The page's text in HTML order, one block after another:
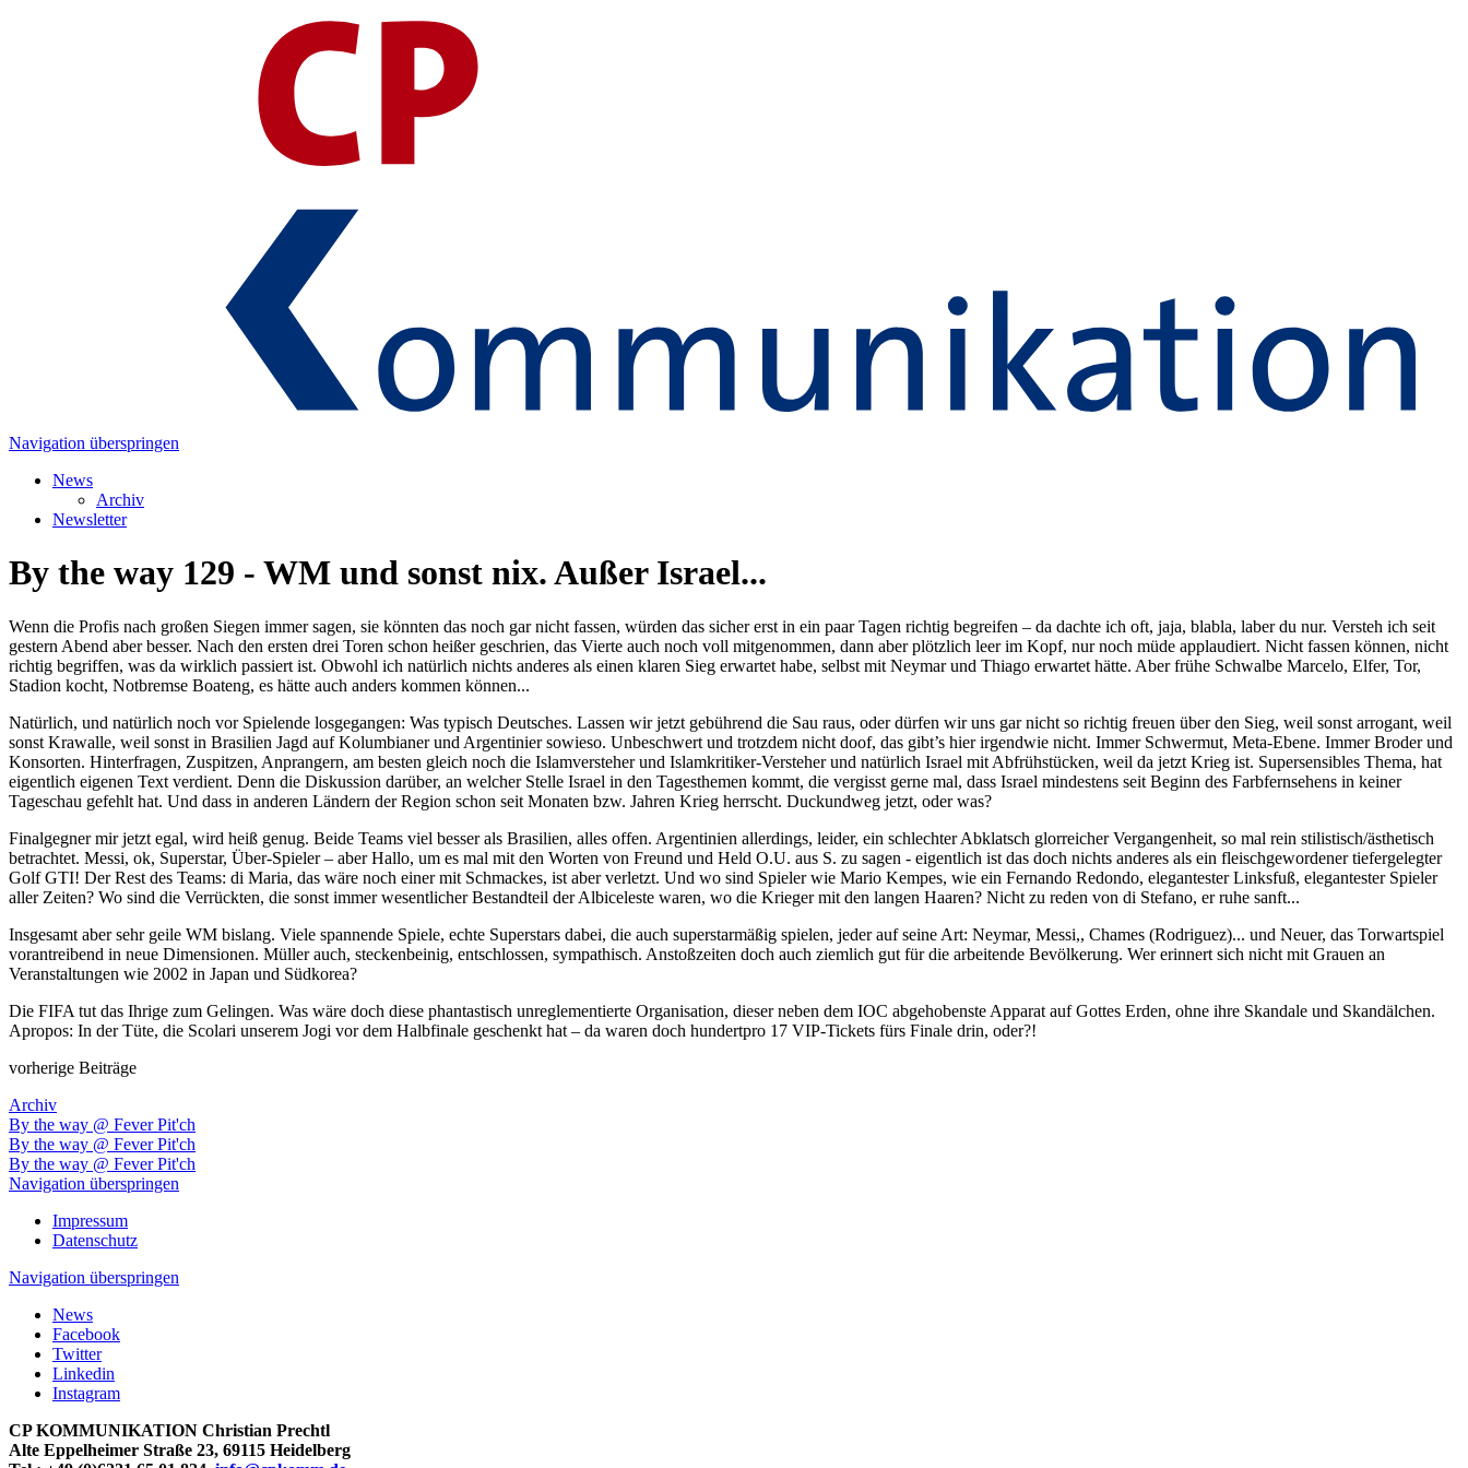
Navigation überspringen
News
Archiv
Newsletter
By the way 129 - WM und sonst nix. Außer Israel...
Wenn die Profis nach großen Siegen immer sagen, sie könnten das noch gar nicht fassen, würden das sicher erst in ein paar Tagen richtig begreifen – da dachte ich oft, jaja, blabla, laber du nur. Versteh ich seit
gestern Abend aber besser. Nach den ersten drei Toren schon heißer geschrien, das Vierte auch noch voll mitgenommen, dann aber plötzlich leer im Kopf, nur noch müde applaudiert. Nicht fassen können, nicht
richtig begriffen, was da wirklich passiert ist. Obwohl ich natürlich nichts anderes als einen klaren Sieg erwartet habe, selbst mit Neymar und Thiago erwartet hätte. Aber frühe Schwalbe Marcelo, Elfer, Tor,
Stadion kocht, Notbremse Boateng, es hätte auch anders kommen können...
Natürlich, und natürlich noch vor Spielende losgegangen: Was typisch Deutsches. Lassen wir jetzt gebührend die Sau raus, oder dürfen wir uns gar nicht so richtig freuen über den Sieg, weil sonst arrogant, weil
sonst Krawalle, weil sonst in Brasilien Jagd auf Kolumbianer und Argentinier sowieso. Unbeschwert und trotzdem nicht doof, das gibt’s hier irgendwie nicht. Immer Schwermut, Meta-Ebene. Immer Broder und
Konsorten. Hinterfragen, Zuspitzen, Anprangern, am besten gleich noch die Islamversteher und Islamkritiker-Versteher und natürlich Israel mit Abfrühstücken, weil da jetzt Krieg ist. Supersensibles Thema, hat
eigentlich eigenen Text verdient. Denn die Diskussion darüber, an welcher Stelle Israel in den Tagesthemen kommt, die vergisst gerne mal, dass Israel mindestens seit Beginn des Farbfernsehens in keiner
Tageschau gefehlt hat. Und dass in anderen Ländern der Region schon seit Monaten bzw. Jahren Krieg herrscht. Duckundweg jetzt, oder was?
Finalgegner mir jetzt egal, wird heiß genug. Beide Teams viel besser als Brasilien, alles offen. Argentinien allerdings, leider, ein schlechter Abklatsch glorreicher Vergangenheit, so mal rein stilistisch/ästhetisch
betrachtet. Messi, ok, Superstar, Über-Spieler – aber Hallo, um es mal mit den Worten von Freund und Held O.U. aus S. zu sagen - eigentlich ist das doch nichts anderes als ein fleischgewordener tiefergelegter
Golf GTI! Der Rest des Teams: di Maria, das wäre noch einer mit Schmackes, ist aber verletzt. Und wo sind Spieler wie Mario Kempes, wie ein Fernando Redondo, elegantester Linksfuß, elegantester Spieler
aller Zeiten? Wo sind die Verrückten, die sonst immer wesentlicher Bestandteil der Albiceleste waren, wo die Krieger mit den langen Haaren? Nicht zu reden von di Stefano, er ruhe sanft...
Insgesamt aber sehr geile WM bislang. Viele spannende Spiele, echte Superstars dabei, die auch superstarmäßig spielen, jeder auf seine Art: Neymar, Messi,, Chames (Rodriguez)... und Neuer, das Torwartspiel
vorantreibend in neue Dimensionen. Müller auch, steckenbeinig, entschlossen, sympathisch. Anstoßzeiten doch auch ziemlich gut für die arbeitende Bevölkerung. Wer erinnert sich nicht mit Grauen an
Veranstaltungen wie 2002 in Japan und Südkorea?
Die FIFA tut das Ihrige zum Gelingen. Was wäre doch diese phantastisch unreglementierte Organisation, dieser neben dem IOC abgehobenste Apparat auf Gottes Erden, ohne ihre Skandale und Skandälchen.
Apropos: In der Tüte, die Scolari unserem Jogi vor dem Halbfinale geschenkt hat – da waren doch hundertpro 17 VIP-Tickets fürs Finale drin, oder?!
vorherige Beiträge
Archiv
By the way @ Fever Pit'ch
By the way @ Fever Pit'ch
By the way @ Fever Pit'ch
Navigation überspringen
Impressum
Datenschutz
Navigation überspringen
News
Facebook
Twitter
Linkedin
Instagram
CP KOMMUNIKATION Christian Prechtl
Alte Eppelheimer Straße 23, 69115 Heidelberg